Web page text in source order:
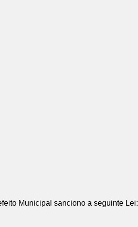
Municipal sanciono a seguinte Lei: